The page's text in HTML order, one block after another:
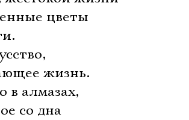
цветы
жизнь.
в алмазах,
со дна